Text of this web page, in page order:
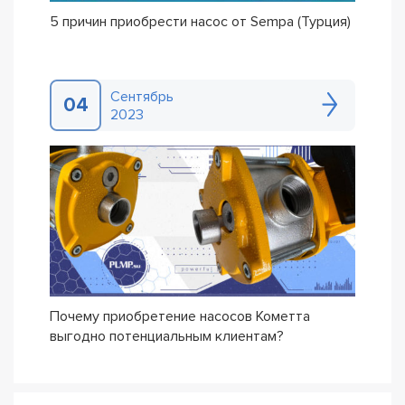
5 причин приобрести насос от Sempa (Турция)
04
Сентябрь
2023
Почему приобретение насосов Кометта
выгодно потенциальным клиентам?